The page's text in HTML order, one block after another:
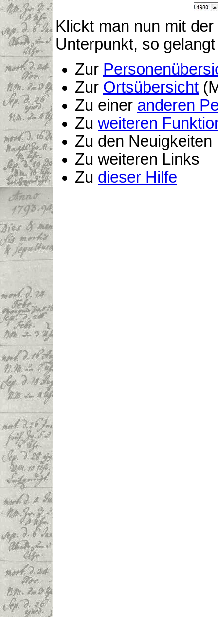
Klickt man nun mit
Unterpunkt, so
Zur
Zur Ortsübersicht
Zu einer anderen
Zu weiteren
Zu den Neuigkeiten
Zu weiteren Links
Zu dieser Hilfe